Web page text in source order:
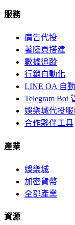
服務
廣告代投
著陸頁搭建
數據追蹤
行銷自動化
LINE OA 自
Telegram Bot
娛樂城代投服
合作夥伴工具
產業
娛樂城
加密貨幣
全部產業
資源